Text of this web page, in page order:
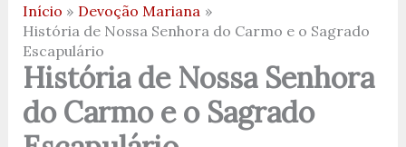
Início
Devoção Mariana
História de Nossa Senhora do Carmo e o Sagrado
Escapulário
História de Nossa Senhora
do Carmo e o Sagrado